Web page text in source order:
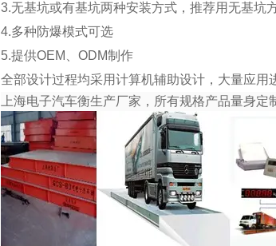
3.无基坑或有基坑两种安装方式，推荐用无基坑
4.多种防爆模式可选
5.提供OEM、ODM制作
全部设计过程均采用计算机辅助设计，大量应用
上海电子汽车衡生产厂家，所有规格产品量身